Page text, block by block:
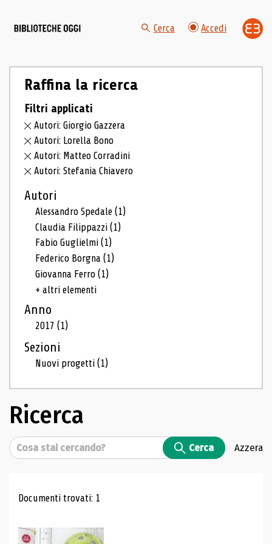
Cerca Accedi
Raffina la ricerca
Filtri applicati
Autori: Giorgio Gazzera
Autori: Lorella Bono
Autori: Matteo Corradini
Autori: Stefania Chiavero
Autori
Alessandro Spedale(1)
Claudia Filippazzi(1)
Fabio Guglielmi(1)
Federico Borgna(1)
Giovanna Ferro(1)
+ altri elementi
Anno
2017(1)
Sezioni
Nuovi progetti(1)
Ricerca
Cerca Cerca Azzera
Risultati di ricerca
Documenti trovati: 1